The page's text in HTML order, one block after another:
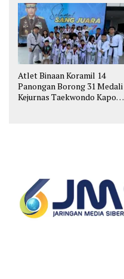
Atlet Binaan Koramil 14
Panongan Borong 31 Medali
Kejurnas Taekwondo Kapolri